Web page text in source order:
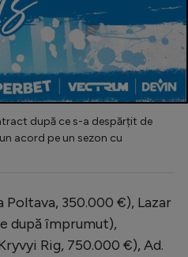
după ce s-a despărțit de
acord pe un sezon cu
Poltava, 350.000 €), Lazar
după împrumut),
Rig, 750.000 €), Ad.